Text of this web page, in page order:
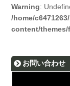
Warning:
/home/
content/themes/
お問い合わせ